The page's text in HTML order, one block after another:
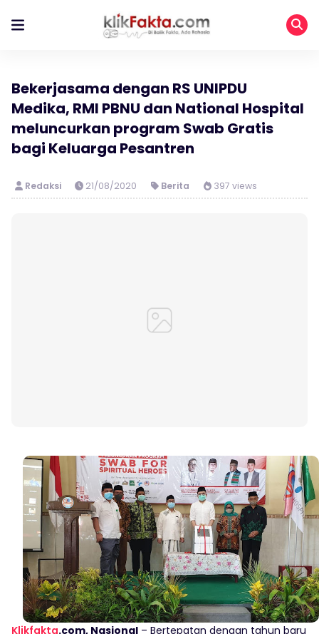
Bekerjasama dengan RS UNIPDU
Medika, RMI PBNU dan National Hospital
meluncurkan program Swab Gratis
bagi Keluarga Pesantren
Redaksi 21/08/2020 Berita 397 views
Klikfakta.com, Nasional – Bertepatan dengan tahun baru